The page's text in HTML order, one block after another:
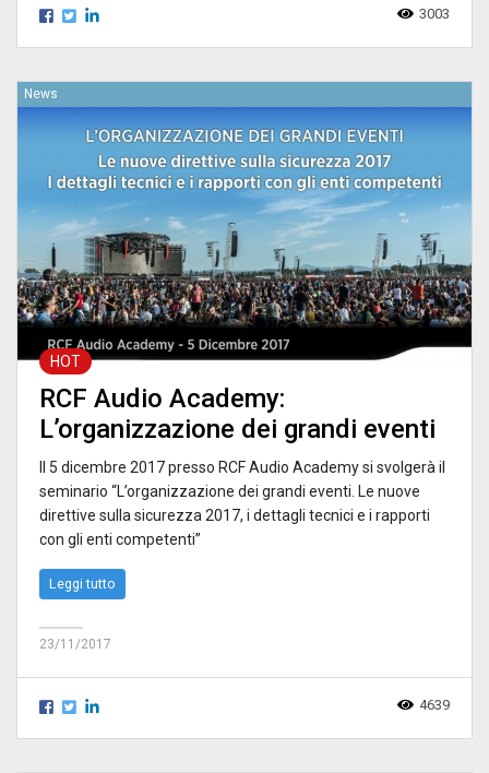
3003
News
HOT
RCF Audio Academy:
L’organizzazione dei grandi eventi
Il 5 dicembre 2017 presso RCF Audio Academy si svolgerà il
seminario “L’organizzazione dei grandi eventi. Le nuove
direttive sulla sicurezza 2017, i dettagli tecnici e i rapporti
con gli enti competenti”
Leggi tutto
23/11/2017
4639